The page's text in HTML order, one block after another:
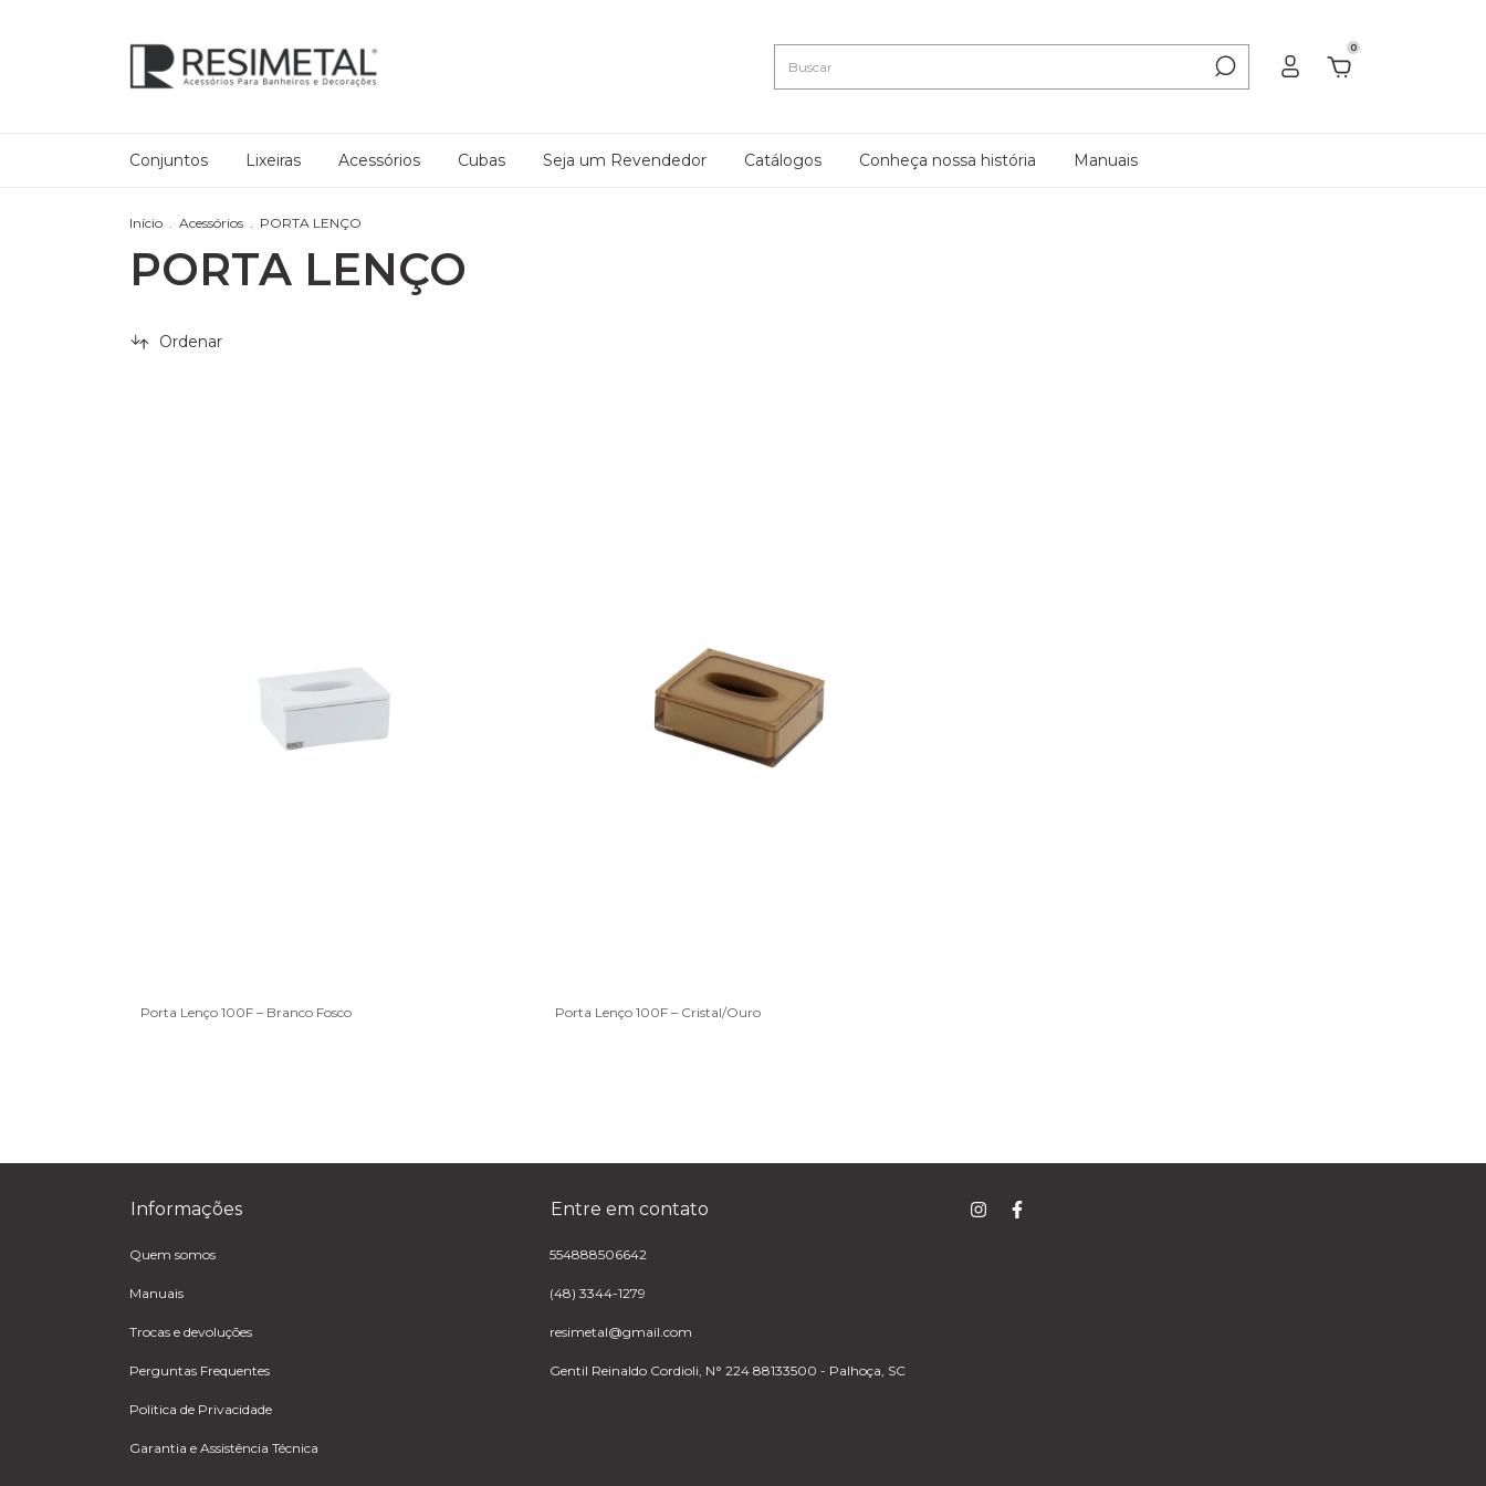
0
Conjuntos Lixeiras Acessórios Cubas Seja um Revendedor Catálogos Conheça nossa história Manuais
Início . Acessórios . PORTA LENÇO
PORTA LENÇO
Ordenar
Porta Lenço 100F – Branco Fosco Porta Lenço 100F – Cristal/Ouro
Informações
Quem somos
Manuais
Trocas e devoluções
Perguntas Frequentes
Politica de Privacidade
Garantia e Assistência Técnica
Entre em contato
554888506642
(48) 3344-1279
resimetal@gmail.com
Gentil Reinaldo Cordioli, N° 224 88133500 - Palhoça, SC